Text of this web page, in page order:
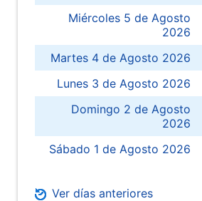
Miércoles 5 de Agosto
2026
Martes 4 de Agosto 2026
Lunes 3 de Agosto 2026
Domingo 2 de Agosto
2026
Sábado 1 de Agosto 2026
Ver días anteriores